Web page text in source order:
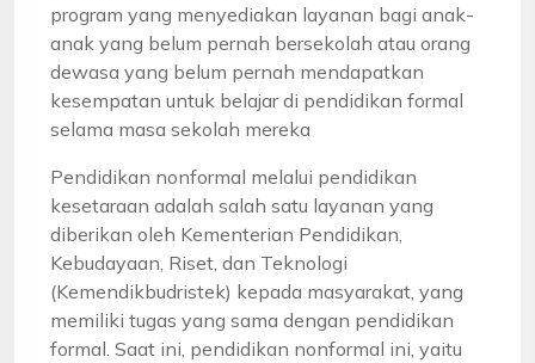
program yang menyediakan layanan bagi anak-
anak yang belum pernah bersekolah atau orang
dewasa yang belum pernah mendapatkan
kesempatan untuk belajar di pendidikan formal
selama masa sekolah mereka
Pendidikan nonformal melalui pendidikan
kesetaraan adalah salah satu layanan yang
diberikan oleh Kementerian Pendidikan,
Kebudayaan, Riset, dan Teknologi
(Kemendikbudristek) kepada masyarakat, yang
memiliki tugas yang sama dengan pendidikan
formal. Saat ini, pendidikan nonformal ini, yaitu